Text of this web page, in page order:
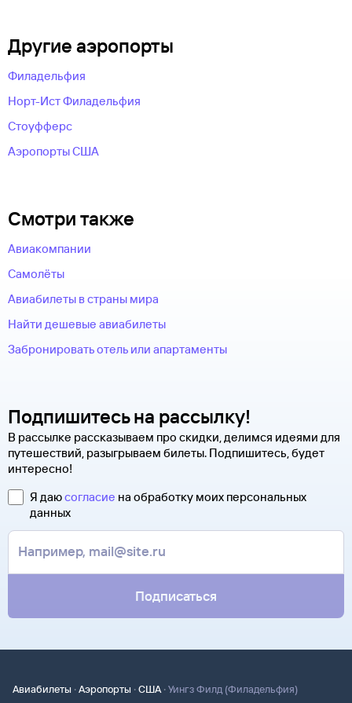
Другие аэропорты
Филадельфия
Норт-Ист Филадельфия
Стоуфферс
Аэропорты США
Смотри также
Авиакомпании
Самолёты
Авиабилеты в страны мира
Найти дешевые авиабилеты
Забронировать отель или апартаменты
Подпишитесь на рассылку!
В рассылке рассказываем про скидки, делимся идеями для
путешествий, разыгрываем билеты. Подпишитесь, будет
интересно!
Я даюсогласие на обработку моих персональных
данных
Подписаться
Авиабилеты ·Аэропорты ·США·Уингз Филд (Филадельфия)